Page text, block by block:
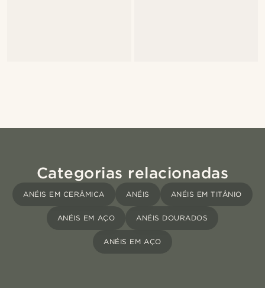
Categorias relacionadas
ANÉIS EM CERÂMICA ANÉIS ANÉIS EM TITÂNIO
ANÉIS EM AÇO ANÉIS DOURADOS
ANÉIS EM AÇO